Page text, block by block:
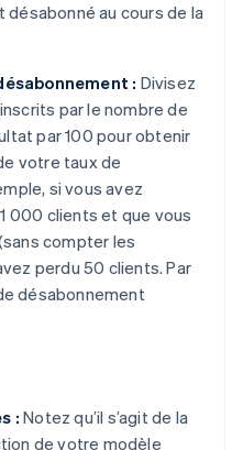
au cours de la
: Divisez
par le nombre de
par 100 pour obtenir
votre taux de
si vous avez
000 clients et que vous
compter les
perdu 50 clients. Par
désabonnement
: Notez qu’il s’agit de la
de votre modèle